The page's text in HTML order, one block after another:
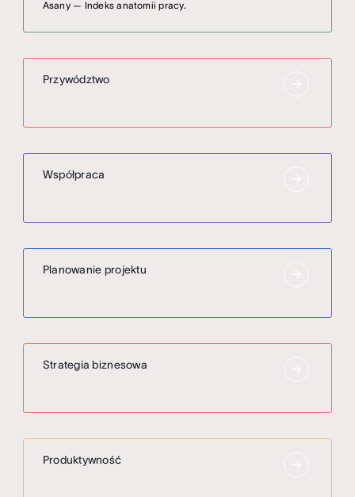
Asany — Indeks anatomii pracy.
Przywództwo
Współpraca
Planowanie projektu
Strategia biznesowa
Produktywność